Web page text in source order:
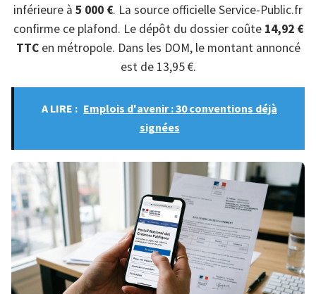
inférieure à 5 000 €. La source officielle Service-Public.fr
confirme ce plafond. Le dépôt du dossier coûte 14,92 €
TTCen métropole. Dans les DOM, le montant annoncé
est de 13,95 €.
A LIRE : Emplois d'avenir : 30 conventions déjà
signées